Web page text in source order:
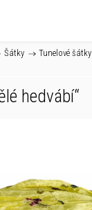
Šátky / Tunelové šátky
hedvábí“